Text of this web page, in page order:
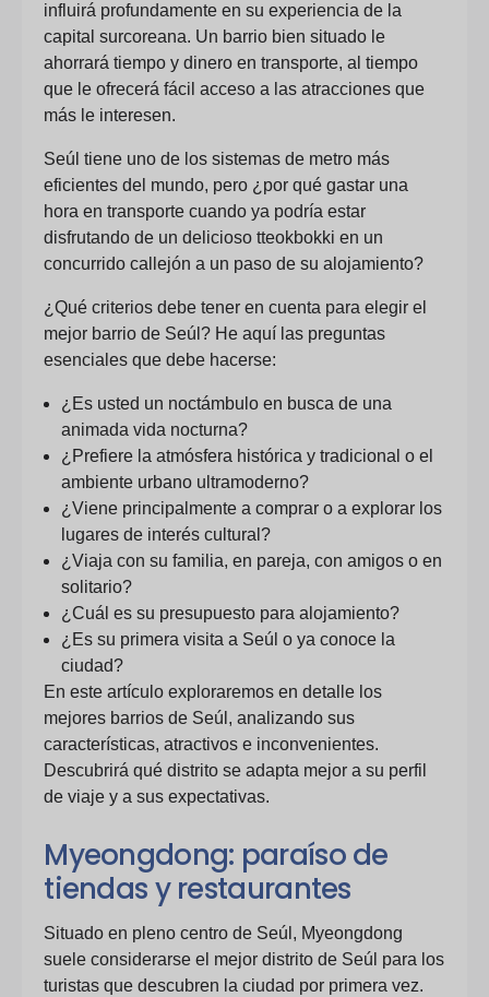
influirá profundamente en su experiencia de la
capital surcoreana. Un barrio bien situado le
ahorrará tiempo y dinero en transporte, al tiempo
que le ofrecerá fácil acceso a las atracciones que
más le interesen.
Seúl tiene uno de los sistemas de metro más
eficientes del mundo, pero ¿por qué gastar una
hora en transporte cuando ya podría estar
disfrutando de un delicioso tteokbokki en un
concurrido callejón a un paso de su alojamiento?
¿Qué criterios debe tener en cuenta para elegir el
mejor barrio de Seúl? He aquí las preguntas
esenciales que debe hacerse:
¿Es usted un noctámbulo en busca de una
animada vida nocturna?
¿Prefiere la atmósfera histórica y tradicional o el
ambiente urbano ultramoderno?
¿Viene principalmente a comprar o a explorar los
lugares de interés cultural?
¿Viaja con su familia, en pareja, con amigos o en
solitario?
¿Cuál es su presupuesto para alojamiento?
¿Es su primera visita a Seúl o ya conoce la
ciudad?
En este artículo exploraremos en detalle los
mejores barrios de Seúl, analizando sus
características, atractivos e inconvenientes.
Descubrirá qué distrito se adapta mejor a su perfil
de viaje y a sus expectativas.
Myeongdong: paraíso de
tiendas y restaurantes
Situado en pleno centro de Seúl, Myeongdong
suele considerarse el mejor distrito de Seúl para los
turistas que descubren la ciudad por primera vez.